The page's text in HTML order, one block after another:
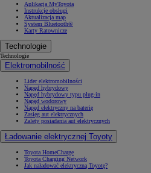
Aplikacja MyToyota
Instrukcje obsługi
Aktualizacja map
System Bluetooth®
Karty Ratownicze
Technologie
Technologie
Elektromobilność
Lider elektromobilności
Napęd hybrydowy
Napęd hybrydowy typu plug-in
Napęd wodorowy
Napęd elektryczny na baterię
Zasięg aut elektrycznych
Zalety posiadania aut elektrycznych
Ładowanie elektrycznej Toyoty
Toyota HomeCharge
Toyota Charging Network
Jak naładować elektryczną Toyotę?